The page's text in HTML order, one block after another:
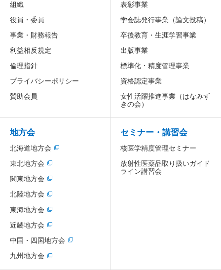
組織
役員・委員
事業・財務報告
利益相反規定
倫理指針
プライバシーポリシー
賛助会員
表彰事業
学会誌発行事業（論文投稿）
卒後教育・生涯学習事業
出版事業
標準化・精度管理事業
資格認定事業
女性活躍推進事業 （はなみず
きの会）
地方会
北海道地方会
東北地方会
関東地方会
北陸地方会
東海地方会
近畿地方会
中国・四国地方会
九州地方会
セミナー・講習会
核医学精度管理セミナー
放射性医薬品取り扱いガイド
ライン講習会